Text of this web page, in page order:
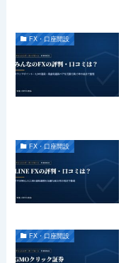
FX・口座開設
FX・口座開設
FX・口座開設